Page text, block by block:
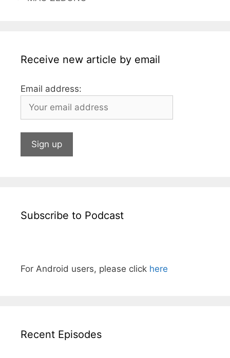
o
g
Receive new article by email
Email address:
Subscribe to Podcast
For Android users, please click here
Recent Episodes